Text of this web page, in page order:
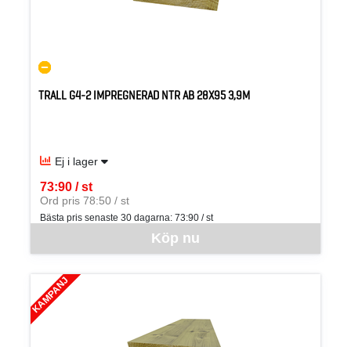
TRALL G4-2 IMPREGNERAD NTR AB 28X95 3,9M
Ej i lager
Köp nu
73:90 / st
SEK per ST
Ord pris 78:50 / st
Bästa pris senaste 30 dagarna: 73:90 / st
KAMPANJ